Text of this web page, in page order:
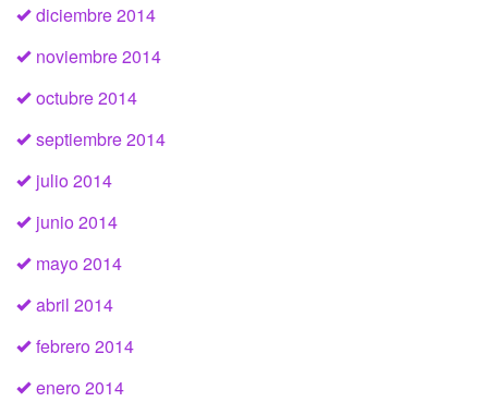
diciembre 2014
noviembre 2014
octubre 2014
septiembre 2014
julio 2014
junio 2014
mayo 2014
abril 2014
febrero 2014
enero 2014